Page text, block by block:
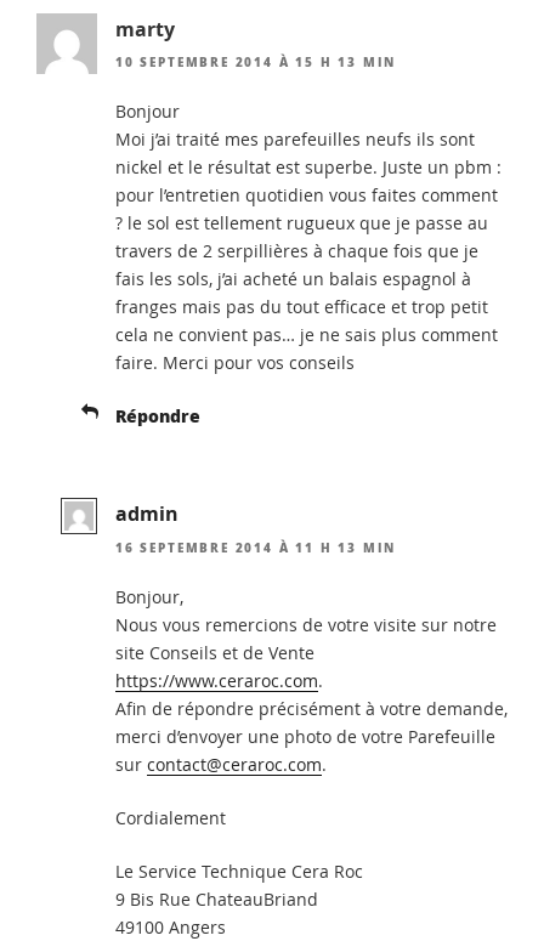
marty
10 SEPTEMBRE 2014 À 15 H 13 MIN
Bonjour
Moi j’ai traité mes parefeuilles neufs ils sont
nickel et le résultat est superbe. Juste un pbm :
pour l’entretien quotidien vous faites comment
? le sol est tellement rugueux que je passe au
travers de 2 serpillières à chaque fois que je
fais les sols, j’ai acheté un balais espagnol à
franges mais pas du tout efficace et trop petit
cela ne convient pas… je ne sais plus comment
faire. Merci pour vos conseils
Répondre
admin
16 SEPTEMBRE 2014 À 11 H 13 MIN
Bonjour,
Nous vous remercions de votre visite sur notre
site Conseils et de Vente
https://www.ceraroc.com.
Afin de répondre précisément à votre demande,
merci d’envoyer une photo de votre Parefeuille
sur contact@ceraroc.com.
Cordialement
Le Service Technique Cera Roc
9 Bis Rue ChateauBriand
49100 Angers